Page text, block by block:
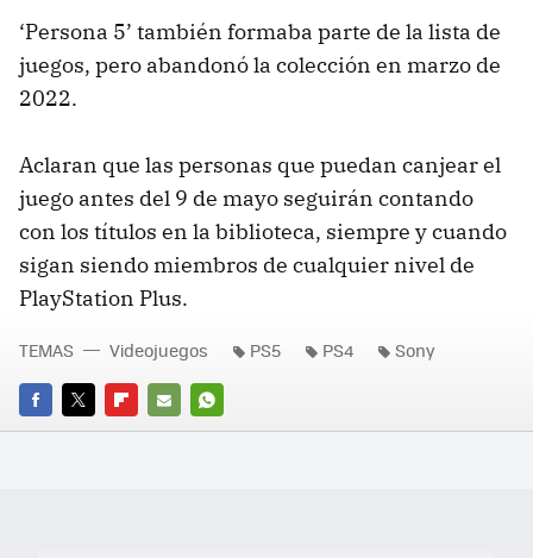
‘Persona 5’ también formaba parte de la lista de
juegos, pero abandonó la colección en marzo de
2022.
Aclaran que las personas que puedan canjear el
juego antes del 9 de mayo seguirán contando
con los títulos en la biblioteca, siempre y cuando
sigan siendo miembros de cualquier nivel de
PlayStation Plus.
FACEBOOK
TWITTERFLIPBOARD
E-
WHATSAPP
TEMAS Videojuegos PS5 PS4 Sony